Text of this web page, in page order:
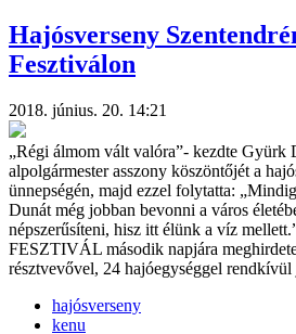
Hajósverseny
Fesztiválon
2018. június. 20. 14:21
„Régi álmom vált valóra”- kezdte Gyürk
alpolgármester asszony köszöntőjét a
ünnepségén, majd ezzel folytatta:
Dunát még jobban bevonni a város
népszerűsíteni, hisz itt élünk a víz
FESZTIVÁL második napjára
résztvevővel, 24 hajóegységgel
hajósverseny
kenu